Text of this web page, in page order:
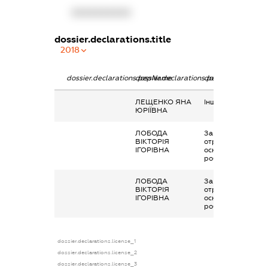
dossier.declarations.title
2018
dossier.declarations.pepNamedossier.declarations.personName
ЛЕЩЕНКО ЯНА
ЮРІЇВНА
Інше, Стипенія
ЛОБОДА
ВІКТОРІЯ
ІГОРІВНА
Заробітна плата
отримана за
основним місцем
роботи
ЛОБОДА
ВІКТОРІЯ
ІГОРІВНА
Заробітна плата
отримана за
основним місцем
роботи
dossier.declarations.license_1
dossier.declarations.license_2
dossier.declarations.license_3